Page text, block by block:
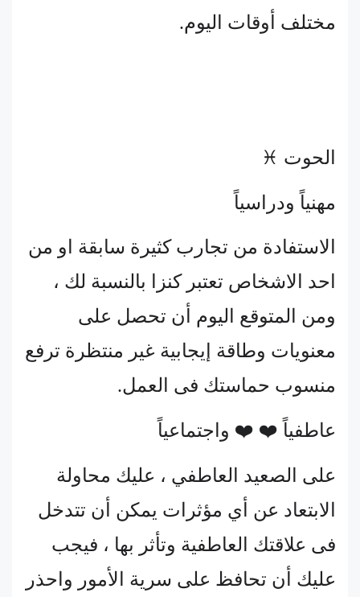
مختلف أوقات اليوم.
الحوت ♓
مهنياً ودراسياً
الاستفادة من تجارب كثيرة سابقة او من
احد الاشخاص تعتبر كنزا بالنسبة لك ،
ومن المتوقع اليوم أن تحصل على
معنويات وطاقة إيجابية غير منتظرة ترفع
منسوب حماستك فى العمل.
عاطفياً ❤️ ❤️ واجتماعياً
على الصعيد العاطفي ، عليك محاولة
الابتعاد عن أي مؤثرات يمكن أن تتدخل
فى علاقتك العاطفية وتأثر بها ، فيجب
عليك أن تحافظ على سرية الأمور واحذر